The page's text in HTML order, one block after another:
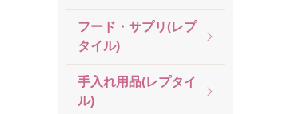
フード・サプリ(レプ
タイル)
手入れ用品(レプタイ
ル)